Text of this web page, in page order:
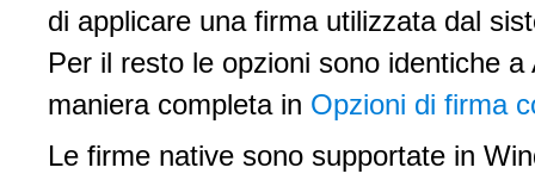
di applicare una firma utilizzata dal
Per il resto le opzioni sono identiche
maniera completa in Opzioni di firma
Le firme native sono supportate in